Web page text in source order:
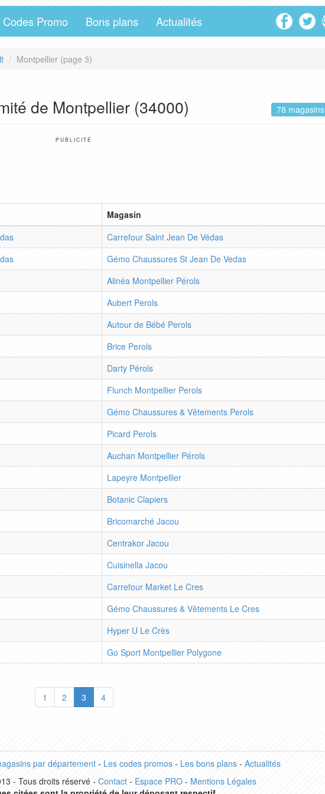
Codes Promo Bons plans Actualités
Montpellier (page 3)
de Montpellier (34000) 78 magasins
PUBLICITÉ
Magasin
Carrefour Saint Jean De Védas
Gémo Chaussures St Jean De Vedas
Alinéa Montpellier Pérols
Aubert Perols
Autour de Bébé Perols
Brice Perols
Darty Pérols
Flunch Montpellier Perols
Gémo Chaussures & Vêtements Perols
Picard Perols
Auchan Montpellier Pérols
Lapeyre Montpellier
Botanic Clapiers
Bricomarché Jacou
Centrakor Jacou
Cuisinella Jacou
Carrefour Market Le Cres
Gémo Chaussures & Vêtements Le Cres
Hyper U Le Crès
Go Sport Montpellier Polygone
1 2 3 4
par département- Les codes promos- Les bons plans- Actualités
- Tous droits réservé - Contact- Espace PRO- Mentions Légales